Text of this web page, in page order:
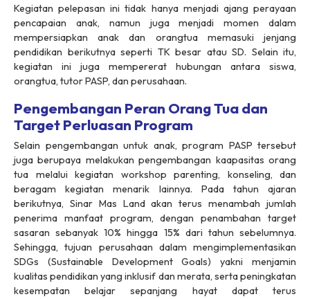
Kegiatan pelepasan ini tidak hanya menjadi ajang perayaan
pencapaian anak, namun juga menjadi momen dalam
mempersiapkan anak dan orangtua memasuki jenjang
pendidikan berikutnya seperti TK besar atau SD. Selain itu,
kegiatan ini juga mempererat hubungan antara siswa,
orangtua, tutor PASP, dan perusahaan.
Pengembangan Peran Orang Tua dan
Target Perluasan Program
Selain pengembangan untuk anak, program PASP tersebut
juga berupaya melakukan pengembangan kaapasitas orang
tua melalui kegiatan workshop parenting, konseling, dan
beragam kegiatan menarik lainnya. Pada tahun ajaran
berikutnya, Sinar Mas Land akan terus menambah jumlah
penerima manfaat program, dengan penambahan target
sasaran sebanyak 10% hingga 15% dari tahun sebelumnya.
Sehingga, tujuan perusahaan dalam mengimplementasikan
SDGs (Sustainable Development Goals) yakni menjamin
kualitas pendidikan yang inklusif dan merata, serta peningkatan
kesempatan belajar sepanjang hayat dapat terus